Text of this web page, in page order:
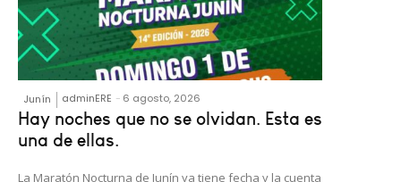
Junín adminERE - 6 agosto, 2026
Hay noches que no se olvidan. Esta es
una de ellas.
La Maratón Nocturna de Junín ya tiene fecha y la cuenta